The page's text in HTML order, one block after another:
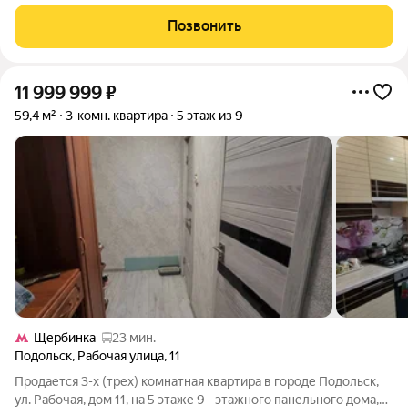
двумя лоджиями на две стороны, кондиционер, планировка -
распашонка. Просторный холл
Позвонить
11 999 999₽
59,4 м² 3-комн. квартира 5 этаж из 9
Щербинка
23 мин.
Подольск, Рабочая улица,11
Продается 3-х (трех) комнатная квартира в городе Подольск,
ул. Рабочая, дом 11, на 5 этаже 9 - этажного панельного дома,